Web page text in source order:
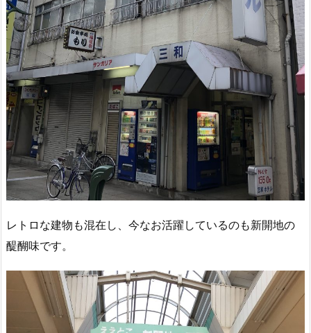
レトロな建物も混在し、今なお活躍しているのも新開地の
醍醐味です。